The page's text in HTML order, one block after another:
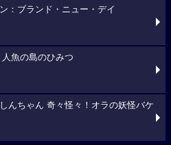
：ブランド・ニュー・デイ
魚の島のひみつ
んちゃん 奇々怪々！オラの妖怪バケ